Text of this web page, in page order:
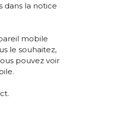
dans la notice
mobile
le souhaitez,
pouvez voir